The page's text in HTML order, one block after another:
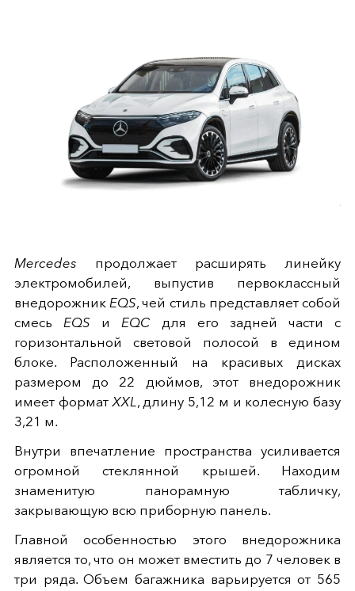
Mercedes продолжает расширять линейку
электромобилей, выпустив первоклассный
внедорожникEQS, чей стиль представляет собой
смесьEQS иEQC для его задней части с
горизонтальной световой полосой в едином
блоке. Расположенный на красивых дисках
размером до 22 дюймов, этот внедорожник
имеет форматXXL, длину 5,12 м и колесную базу
3,21 м.
Внутри впечатление пространства усиливается
огромной стеклянной крышей. Находим
знаменитую панорамную табличку,
закрывающую всю приборную панель.
Главной особенностью этого внедорожника
является то, что он может вместить до 7 человек в
три ряда. Объем багажника варьируется от 565